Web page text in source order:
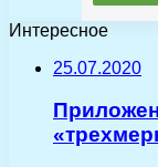
Интересное
25.07.2020